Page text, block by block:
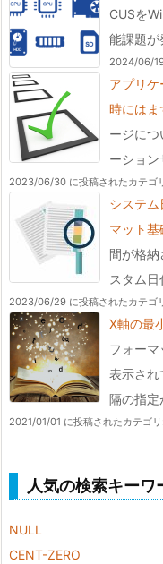
CUSを
能課題が
2024/06/
アプリ
時にはま
ージに
ーショ
2023/06/30 に投稿されたカテゴ
システ
マット基
間が格
スタム
2023/06/29 に投稿されたカテゴ
X軸の最
フォーマ
表示され
隔の指
2021/01/01 に投稿されたカテゴリ:
人気の検索キーワ
NULL
CENT-ZERO